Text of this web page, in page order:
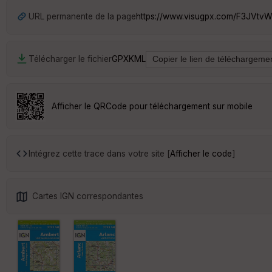
URL permanente de la pagehttps://www.visugpx.com/
Télécharger le fichierGPXKML
Afficher le QRCode pour téléchargement sur mobile
Intégrez cette trace dans votre site [Afficher le code]
Cartes IGN correspondantes